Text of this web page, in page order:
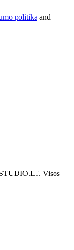
politika and
Visos